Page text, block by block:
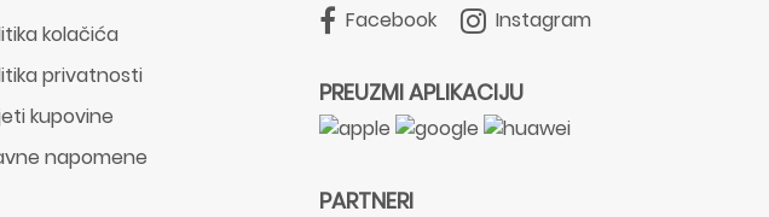
kolačića
privatnosti
kupovine
napomene
Facebook Instagram
PREUZMI APLIKACIJU
PARTNERI